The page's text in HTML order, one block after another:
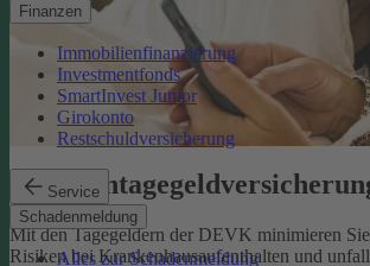
Finanzen
Immobilienfinanzierung
Investmentfonds
SmartInvest Junior
Girokonto
Restschuldversicherung
Service
Schadenmeldung
Alles zur Schadenmeldung
Mit den Tagegeldern der DEVK minimieren
Risiken bei Krankenhausaufenthalten und